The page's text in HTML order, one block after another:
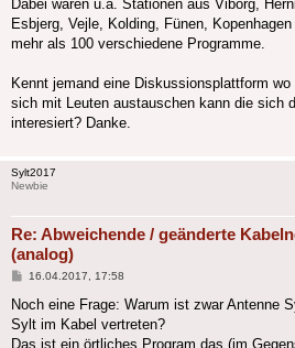
Dabei waren u.a. Stationen aus Viborg,
Esbjerg, Vejle, Kolding, Fünen,
mehr als 100 verschiedene Programme.
Kennt jemand eine Diskussionsplattform
sich mit Leuten austauschen kann die sich
interesiert? Danke.
Sylt2017
Newbie
Re: Abweichende / geänderte
(analog)
Beitrag
16.04.2017, 17:58
Noch eine Frage: Warum ist zwar Antenne
Sylt im Kabel vertreten?
Das ist ein örtliches Program das (im